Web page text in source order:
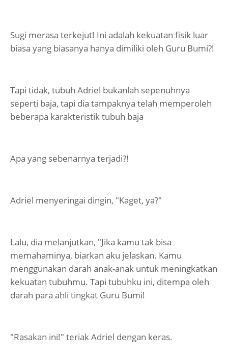
Sugi merasa terkejut! Ini adalah kekuatan fisik luar
biasa yang biasanya hanya dimiliki oleh Guru Bumi?!
Tapi tidak, tubuh Adriel bukanlah sepenuhnya
seperti baja, tapi dia tampaknya telah memperoleh
beberapa karakteristik tubuh baja
Apa yang sebenarnya terjadi?!
Adriel menyeringai dingin, "Kaget, ya?"
Lalu, dia melanjutkan, "Jika kamu tak bisa
memahaminya, biarkan aku jelaskan. Kamu
menggunakan darah anak-anak untuk meningkatkan
kekuatan tubuhmu. Tapi tubuhku ini, ditempa oleh
darah para ahli tingkat Guru Bumi!
"Rasakan ini!" teriak Adriel dengan keras.